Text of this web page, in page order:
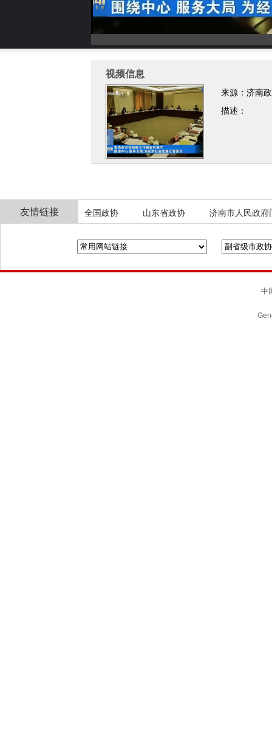
视频信息
来源：济南
描述：
友情链接 全国政协 山东省政协 济南市人民政府
中